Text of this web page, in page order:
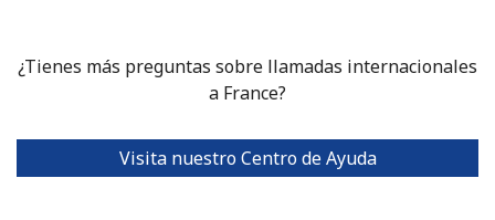
¿Tienes más preguntas sobre llamadas internacionales
a France?
Visita nuestro Centro de Ayuda